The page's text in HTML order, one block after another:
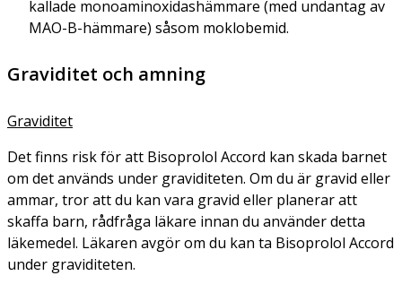
kallade monoaminoxidashämmare (med undantag av
MAO-B-hämmare) såsom moklobemid.
Graviditet och amning
Graviditet
Det finns risk för att Bisoprolol Accord kan skada barnet
om det används under graviditeten. Om du är gravid eller
ammar, tror att du kan vara gravid eller planerar att
skaffa barn, rådfråga läkare innan du använder detta
läkemedel. Läkaren avgör om du kan ta Bisoprolol Accord
under graviditeten.